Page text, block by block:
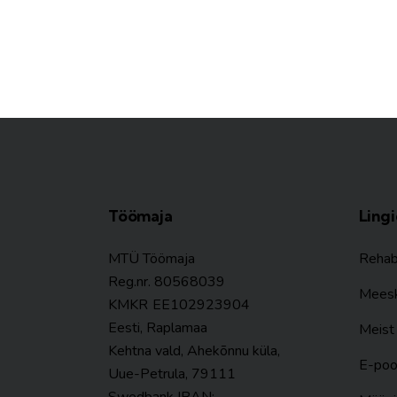
Töömaja
MTÜ Töömaja
Reg.nr. 80568039
KMKR EE102923904
Eesti, Raplamaa
Kehtna vald, Ahekõnnu küla,
Uue-Petrula, 79111
Rehab
Meist
E-